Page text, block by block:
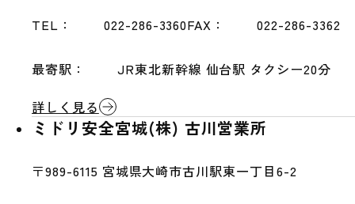
TEL： 022-286-3360FAX： 022-286-3362
最寄駅：
JR東北新幹線 仙台駅 タクシー20分
詳しく見る
ミドリ安全宮城(株) 古川営業所
〒989-6115 宮城県大崎市古川駅東一丁目6-2